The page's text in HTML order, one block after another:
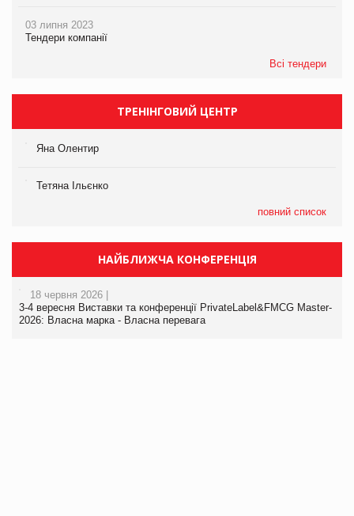
03 липня 2023
Тендери компанії
Всі тендери
ТРЕНІНГОВИЙ ЦЕНТР
Яна Олентир
Тетяна Ільєнко
повний список
НАЙБЛИЖЧА КОНФЕРЕНЦІЯ
18 червня 2026 |
3-4 вересня Виставки та конференції PrivateLabel&FMCG Master-
2026: Власна марка - Власна перевага